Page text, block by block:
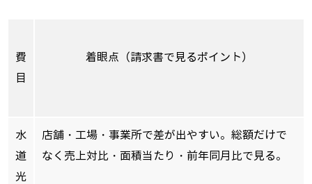
費
目
着眼点（請求書で見るポイント）
水
道
光
店舗・工場・事業所で差が出やすい。総額だけで
なく売上対比・面積当たり・前年同月比で見る。